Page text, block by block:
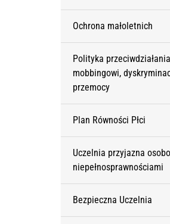
Ochrona małoletnich
Polityka przeciwdziałania
mobbingowi,
przemocy
Plan Równości Płci
Uczelnia przyjazna
niepełnosprawnościami
Bezpieczna Uczelnia